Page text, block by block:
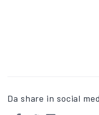
Da share in social